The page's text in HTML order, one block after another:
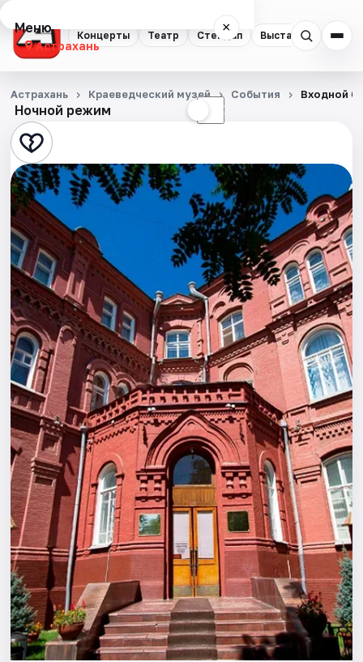
Концерты Театр Стендап Выставки
Меню ×
Астрахань
Концерты
Театр
Стендап
Выставки
Квесты
Экскурсии
Спорт
События
Города
Площадки
Артисты
Рейтинги
Ночной режим ☾
Астрахань Краеведческий музей События Входной